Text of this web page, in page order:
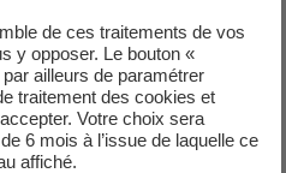
sert à élever la tension du
puisse être transporté plus
tension.
de ces traitements de vos
y opposer. Le bouton «
ailleurs de paramétrer
traitement des cookies et
Votre choix sera
6 mois à l’issue de laquelle ce
affiché.